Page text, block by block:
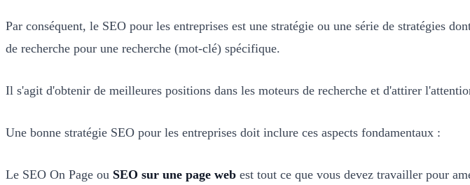
Par conséquent, le SEO pour les entreprises est une stratégie ou une série de stratégies
de recherche pour une recherche (mot-clé) spécifique.
Il s'agit d'obtenir de meilleures positions dans les moteurs de recherche et d'attirer
Une bonne stratégie SEO pour les entreprises doit inclure ces aspects fondamentaux :
Le SEO On Page ou SEO sur une page web est tout ce que vous devez travailler pour